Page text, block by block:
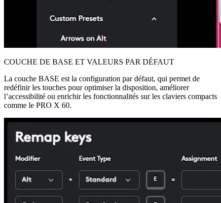
COUCHE DE BASE ET VALEURS PAR DÉFAUT
La couche BASE est la configuration par défaut, qui permet de
redéfinir les touches pour optimiser la disposition, améliorer
l’accessibilité ou enrichir les fonctionnalités sur les claviers compacts
comme le PRO X 60.